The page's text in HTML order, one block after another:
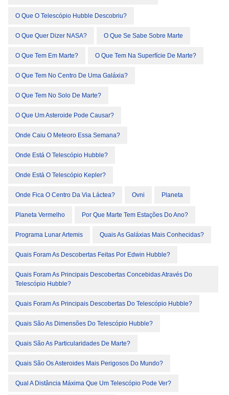
O Que O Telescópio Hubble Descobriu?
O Que Quer Dizer NASA? O Que Se Sabe Sobre Marte
O Que Tem Em Marte? O Que Tem Na Superfície De Marte?
O Que Tem No Centro De Uma Galáxia?
O Que Tem No Solo De Marte?
O Que Um Asteroide Pode Causar?
Onde Caiu O Meteoro Essa Semana?
Onde Está O Telescópio Hubble?
Onde Está O Telescópio Kepler?
Onde Fica O Centro Da Via Láctea? Ovni Planeta
Planeta Vermelho Por Que Marte Tem Estações Do Ano?
Programa Lunar Artemis Quais As Galáxias Mais Conhecidas?
Quais Foram As Descobertas Feitas Por Edwin Hubble?
Quais Foram As Principais Descobertas Concebidas Através Do
Telescópio Hubble?
Quais Foram As Principais Descobertas Do Telescópio Hubble?
Quais São As Dimensões Do Telescópio Hubble?
Quais São As Particularidades De Marte?
Quais São Os Asteroides Mais Perigosos Do Mundo?
Qual A Distância Máxima Que Um Telescópio Pode Ver?